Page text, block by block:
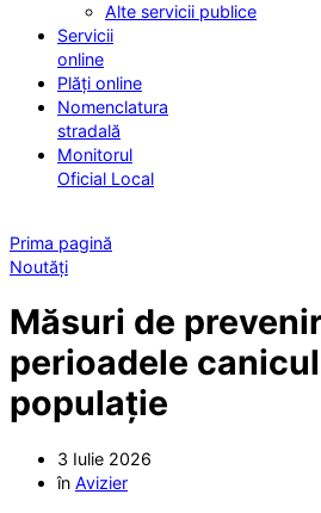
Alte servicii publice
Servicii
online
Plăți online
Nomenclatura
stradală
Monitorul
Oficial Local
Prima pagină
Noutăți
Măsuri de
perioadele
populație
3 Iulie 2026
în Avizier